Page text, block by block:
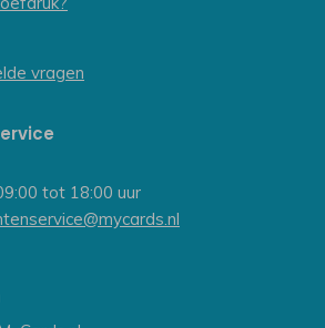
vragen
tot 18:00 uur